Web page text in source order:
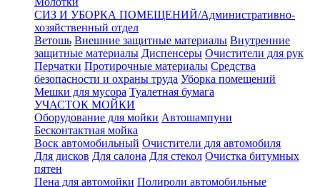
СИЗ И УБОРКА ПОМЕЩЕНИЙ/Административно-
хозяйственный отдел
Ветошь Внешние защитные материалы Внутренние
защитные материалы Диспенсеры Очистители для рук
Перчатки Протирочные материалы Средства
безопасности и охраны труда Уборка помещений
Мешки для мусора Туалетная бумага
УЧАСТОК МОЙКИ
Оборудование для мойки Автошампуни
Бесконтактная мойка
Воск автомобильный Очистители для автомобиля
Для дисков Для салона Для стекол Очистка битумных
пятен
Пена для автомойки Полироли автомобильные